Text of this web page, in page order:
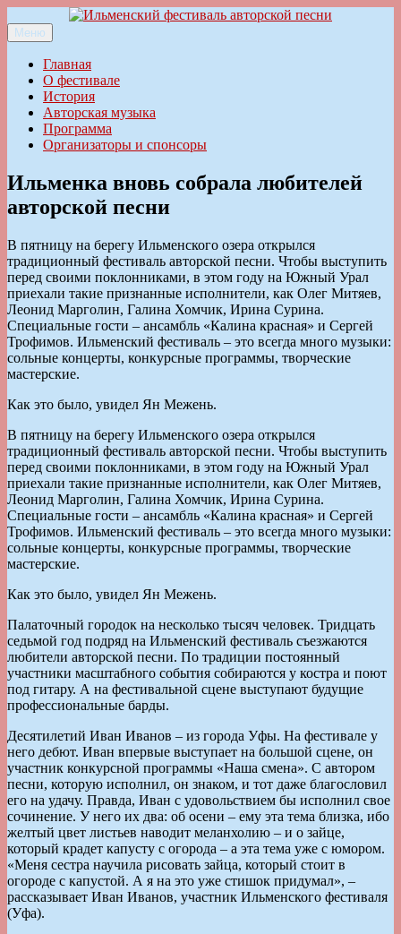
к
содержимому
Ильменский фестиваль авторской песни
Меню
Главная
О фестивале
История
Авторская музыка
Программа
Организаторы и спонсоры
Ильменка вновь собрала любителей
авторской песни
В пятницу на берегу Ильменского озера открылся
традиционный фестиваль авторской песни. Чтобы выступить
перед своими поклонниками, в этом году на Южный Урал
приехали такие признанные исполнители, как Олег Митяев,
Леонид Марголин, Галина Хомчик, Ирина Сурина.
Специальные гости – ансамбль «Калина красная» и Сергей
Трофимов. Ильменский фестиваль – это всегда много музыки:
сольные концерты, конкурсные программы, творческие
мастерские.
Как это было, увидел Ян Межень.
В пятницу на берегу Ильменского озера открылся
традиционный фестиваль авторской песни. Чтобы выступить
перед своими поклонниками, в этом году на Южный Урал
приехали такие признанные исполнители, как Олег Митяев,
Леонид Марголин, Галина Хомчик, Ирина Сурина.
Специальные гости – ансамбль «Калина красная» и Сергей
Трофимов. Ильменский фестиваль – это всегда много музыки:
сольные концерты, конкурсные программы, творческие
мастерские.
Как это было, увидел Ян Межень.
Палаточный городок на несколько тысяч человек. Тридцать
седьмой год подряд на Ильменский фестиваль съезжаются
любители авторской песни. По традиции постоянный
участники масштабного события собираются у костра и поют
под гитару. А на фестивальной сцене выступают будущие
профессиональные барды.
Десятилетий Иван Иванов – из города Уфы. На фестивале у
него дебют. Иван впервые выступает на большой сцене, он
участник конкурсной программы «Наша смена». С автором
песни, которую исполнил, он знаком, и тот даже благословил
его на удачу. Правда, Иван с удовольствием бы исполнил свое
сочинение. У него их два: об осени – ему эта тема близка, ибо
желтый цвет листьев наводит меланхолию – и о зайце,
который крадет капусту с огорода – а эта тема уже с юмором.
«Меня сестра научила рисовать зайца, который стоит в
огороде с капустой. А я на это уже стишок придумал», –
рассказывает Иван Иванов, участник Ильменского фестиваля
(Уфа).